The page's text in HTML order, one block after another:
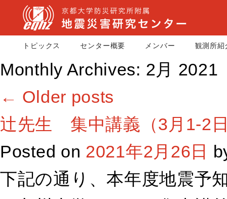
トピックス センター概要 メンバー 観測所紹
Monthly Archives: 2月 2021
← Older posts
辻先生 集中講義（3月1-2
Posted on 2021年2月26日
下記の通り、本年度地震予